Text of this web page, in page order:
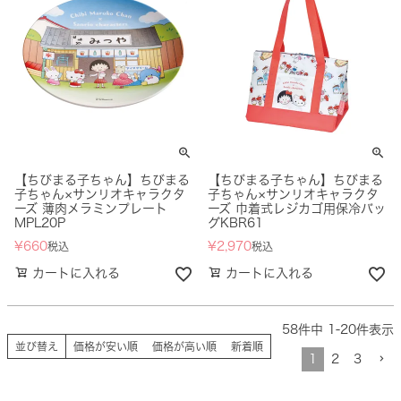
【ちびまる子ちゃん】ちびまる
子ちゃん×サンリオキャラクタ
ーズ 薄肉メラミンプレート
MPL20P
¥660税込
カートに入れる
【ちびまる子ちゃん】ちびまる
子ちゃん×サンリオキャラクタ
ーズ 巾着式レジカゴ用保冷バッ
グKBR61
¥2,970税込
カートに入れる
並び替え 価格が安い順 価格が高い順 新着順
58件中 -20件表示
2 3